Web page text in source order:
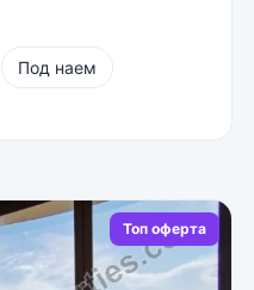
Под наем
Топ оферта